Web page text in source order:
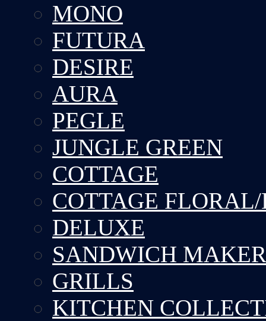
MONO
FUTURA
DESIRE
AURA
PEGLE
JUNGLE GREEN
COTTAGE
COTTAGE
DELUXE
SANDWICH MAKER
GRILLS
KITCHEN